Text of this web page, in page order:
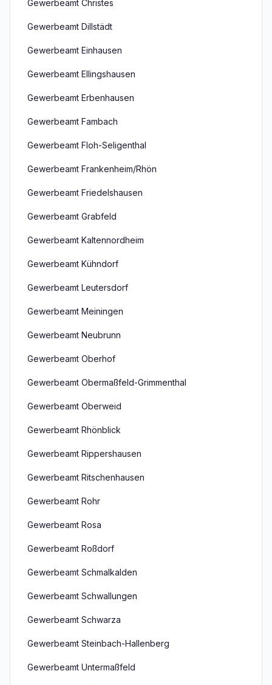
Gewerbeamt Christes
Gewerbeamt Dillstädt
Gewerbeamt Einhausen
Gewerbeamt Ellingshausen
Gewerbeamt Erbenhausen
Gewerbeamt Fambach
Gewerbeamt Floh-Seligenthal
Gewerbeamt Frankenheim/Rhön
Gewerbeamt Friedelshausen
Gewerbeamt Grabfeld
Gewerbeamt Kaltennordheim
Gewerbeamt Kühndorf
Gewerbeamt Leutersdorf
Gewerbeamt Meiningen
Gewerbeamt Neubrunn
Gewerbeamt Oberhof
Gewerbeamt Obermaßfeld-Grimmenthal
Gewerbeamt Oberweid
Gewerbeamt Rhönblick
Gewerbeamt Rippershausen
Gewerbeamt Ritschenhausen
Gewerbeamt Rohr
Gewerbeamt Rosa
Gewerbeamt Roßdorf
Gewerbeamt Schmalkalden
Gewerbeamt Schwallungen
Gewerbeamt Schwarza
Gewerbeamt Steinbach-Hallenberg
Gewerbeamt Untermaßfeld